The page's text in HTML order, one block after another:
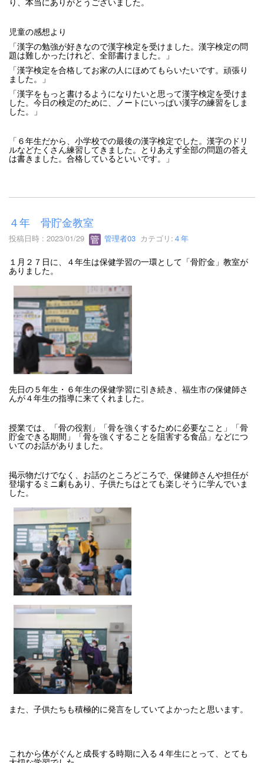
児童の感想より
「漢字の勉強が好きなので漢字検定を受けました。漢字検定の問
題は難しかったけれど、全部書けました。」
「漢字検定を合格してお家の人にほめてもらいたいです。頑張り
ました。」
「漢字をもっと書けるようになりたいと思って漢字検定を受けま
した。今日の検定のために、ノートにいっぱい漢字の練習をしま
した。」
「６年生だから、小学校での最後の漢字検定でした。漢字のドリ
ルなどたくさん練習してきました。とりあえず全部の問題の答え
は書きました。合格しているといいです。」
４年 骨貯金教室
投稿日時 : 2023/01/29 管理者03 カテゴリ: ４年
１月２７日に、４年生は保健学習の一環として「骨貯金」教室が
ありました。
先日の５年生・６年生の保健学習に引き続き、福生市の保健師さ
んが４年生の指導に来てくれました。
授業では、「骨の役割」「骨を強くするために必要なこと」「骨
貯金できる期間」「骨を強くすることを阻害する食品」などにつ
いてのお話がありました。
掲示物だけでなく、お話のところどころで、保健師さんや担任が
登場するミニ劇もあり、子供たちはとても楽しそうに学んでいま
した。
また、子供たちも積極的に発言をしていてよかったと思います。
これから体がぐんと成長する時期に入る４年生にとって、とても